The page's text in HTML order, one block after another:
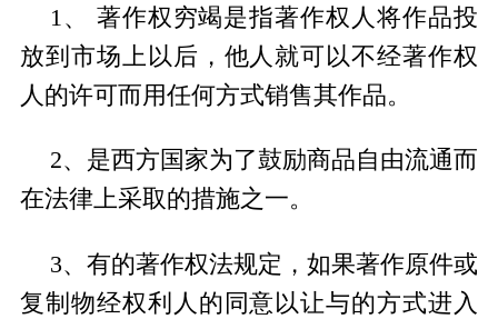
1、 著作权穷竭是指著作权人将作品投
放到市场上以后，他人就可以不经著作权
人的许可而用任何方式销售其作品。
2、是西方国家为了鼓励商品自由流通而
在法律上采取的措施之一。
3、有的著作权法规定，如果著作原件或
复制物经权利人的同意以让与的方式进入